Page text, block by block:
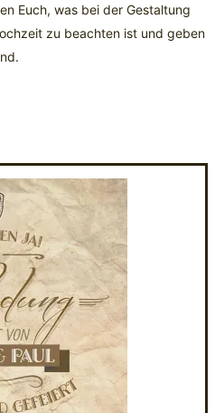
Euch, was bei der Gestaltung
zu beachten ist und geben